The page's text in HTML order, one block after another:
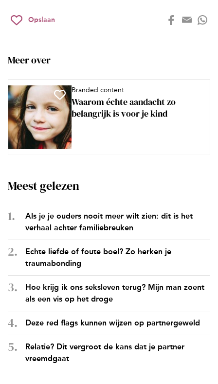
Opslaan
Meer over
Branded content
Waarom échte aandacht zo
belangrijk is voor je kind
Meest gelezen
Als je je ouders nooit meer wilt zien: dit is het
verhaal achter familiebreuken
Echte liefde of foute boel? Zo herken je
traumabonding
Hoe krijg ik ons seksleven terug? Mijn man zoent
als een vis op het droge
Deze red flags kunnen wijzen op partnergeweld
Relatie? Dit vergroot de kans dat je partner
vreemdgaat